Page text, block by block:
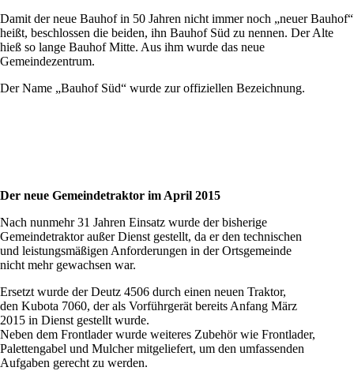
Damit der neue Bauhof in 50 Jahren nicht immer noch „neuer Bauhof“
heißt, beschlossen die beiden, ihn Bauhof Süd zu nennen. Der Alte
hieß so lange Bauhof Mitte. Aus ihm wurde das neue
Gemeindezentrum.
Der Name „Bauhof Süd“ wurde zur offiziellen Bezeichnung.
Der neue Gemeindetraktor im April 2015
Nach nunmehr 31 Jahren Einsatz wurde der bisherige
Gemeindetraktor außer Dienst gestellt, da er den technischen
und leistungsmäßigen Anforderungen in der Ortsgemeinde
nicht mehr gewachsen war.
Ersetzt wurde der Deutz 4506 durch einen neuen Traktor,
den Kubota 7060, der als Vorführgerät bereits Anfang März
2015 in Dienst gestellt wurde.
Neben dem Frontlader wurde weiteres Zubehör wie Frontlader,
Palettengabel und Mulcher mitgeliefert, um den umfassenden
Aufgaben gerecht zu werden.